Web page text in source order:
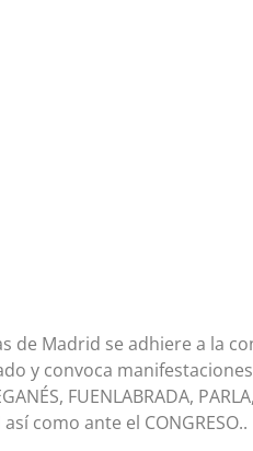
de Madrid se adhiere a la
y convoca manifestaciones
FUENLABRADA, PARLA,
así como ante el CONGRESO..